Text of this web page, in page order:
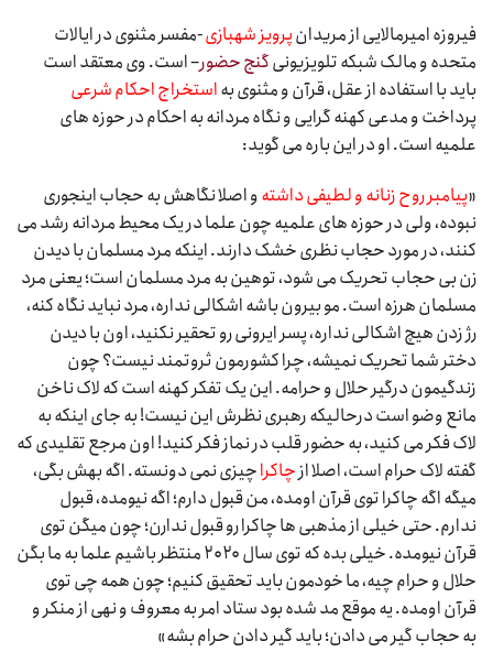
فیروزه امیرمالایی از مریدانپرویز شهبازی-مفسر مثنوی در ایالات
متحده و مالک شبکه تلویزیونیگنج حضور– است. وی معتقد است
باید با استفاده از عقل، قرآن و مثنوی بهاستخراج احکام شرعی
پرداخت و مدعی کهنه گرایی و نگاه مردانه به احکام در حوزه های
علمیه است. او در این باره می گوید:
«پیامبر روح زنانه و لطیفی داشتهو اصلا نگاهش به حجاب اینجوری
نبوده، ولی در حوزه های علمیه چون علما در یک محیط مردانه رشد می
کنند، در مورد حجاب نظری خشک دارند. اینکه مرد مسلمان با دیدن
زن بی حجاب تحریک می شود، توهین به مرد مسلمان است؛ یعنی مرد
مسلمان هرزه است. مو بیرون باشه اشکالی نداره، مرد نباید نگاه کنه،
رژ زدن هیچ اشکالی نداره، پسر ایرونی رو تحقیر نکنید، اون با دیدن
دختر شما تحریک نمیشه، چرا کشورمون ثروتمند نیست؟ چون
زندگیمون درگیر حلال و حرامه. این یک تفکر کهنه است که لاک ناخن
مانع وضو است درحالیکه رهبری نظرش این نیست! به جای اینکه به
لاک فکر می کنید، به حضور قلب در نماز فکر کنید! اون مرجع تقلیدی که
گفته لاک حرام است، اصلا ازچاکراچیزی نمی دونسته. اگه بهش بگی،
میگه اگه چاکرا توی قرآن اومده، من قبول دارم؛ اگه نیومده، قبول
ندارم. حتی خیلی از مذهبی ها چاکرا رو قبول ندارن؛ چون میگن توی
قرآن نیومده. خیلی بده که توی سال ۲۰۲۰ منتظر باشیم علما به ما بگن
حلال و حرام چیه، ما خودمون باید تحقیق کنیم؛ چون همه چی توی
قرآن اومده. یه موقع مد شده بود ستاد امر به معروف و نهی از منکر و
به حجاب گیر می دادن؛ باید گیر دادن حرام بشه»